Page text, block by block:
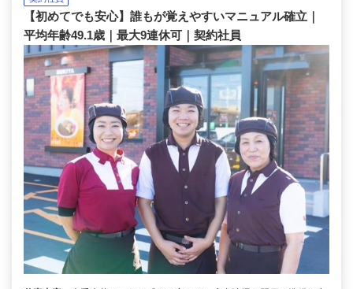
【初めてでも安心】誰もが覚えやすいマニュアル確立｜
平均年齢49.1歳｜最大9連休可｜契約社員